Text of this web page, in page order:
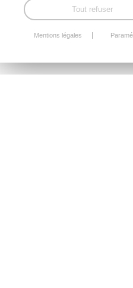
Tout refuser
Mentions légales